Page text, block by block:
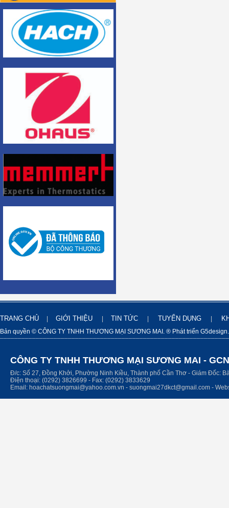
TRANG CHỦ GIỚI THIỆU TIN TỨC TUYỂN DỤNG
Bản quyền © CÔNG TY TNHH THƯƠNG MẠI SƯƠNG MAI. ® Phát triển
CÔNG TY TNHH THƯƠNG MẠI SƯƠNG MAI -
Đ/c: Số 27, Đồng Khởi, Phường Ninh Kiều, Thành phố Cần Thơ - Giám Đốc:
Điện thoại: (0292) 3826699 - Fax: (0292) 3833629
Email: hoachatsuongmai@yahoo.com.vn - suongmai27dkct@gmail.com -